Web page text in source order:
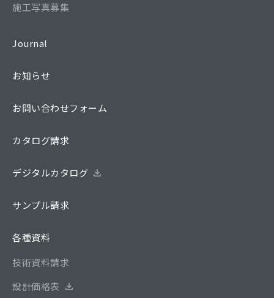
施工写真募集
Journal
お知らせ
お問い合わせフォーム
カタログ請求
デジタルカタログ
サンプル請求
各種資料
技術資料請求
設計価格表